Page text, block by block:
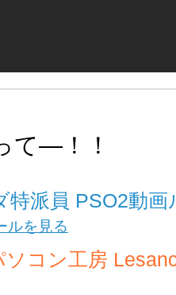
て―！！
PSO2動画
ルを見る
ソコン工房